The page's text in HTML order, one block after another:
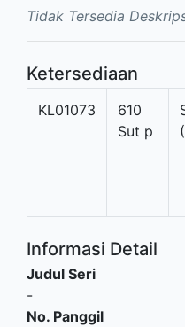
Tidak Tersedia
Ketersediaan
KL01073
610
Sut p
Informasi Detail
Judul Seri
-
No. Panggil